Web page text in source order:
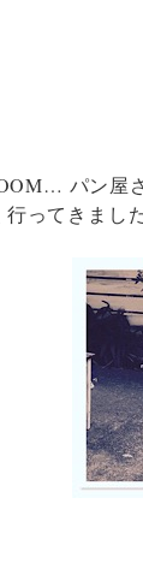
パン屋
ってきまし